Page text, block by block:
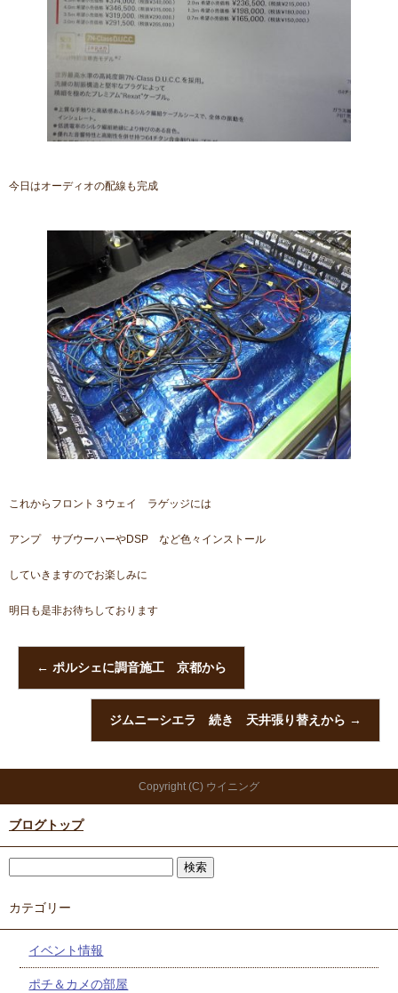
今日はオーディオの配線も完成
これからフロント３ウェイ ラゲッジには
アンプ サブウーハーやDSP など色々インストール
していきますのでお楽しみに
明日も是非お待ちしております
← ポルシェに調音施工 京都から
ジムニーシエラ 続き 天井張り替えから →
Copyright (C) ウイニング
ブログトップ
カテゴリー
イベント情報
ポチ＆カメの部屋